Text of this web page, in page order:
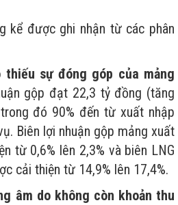
kể được ghi nhận từ các phân
thiếu sự đóng góp của mảng
gộp đạt 22,3 tỷ đồng (tăng
đó 90% đến từ xuất nhập
Biên lợi nhuận gộp mảng xuất
từ 0,6% lên 2,3% và biên LNG
cải thiện từ 14,9% lên 17,4%.
âm do không còn khoản thu